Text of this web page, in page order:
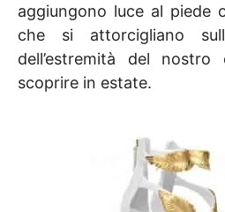
aggiungono luce al piede
che si attorcigliano
dell’estremità del
scoprire in estate.